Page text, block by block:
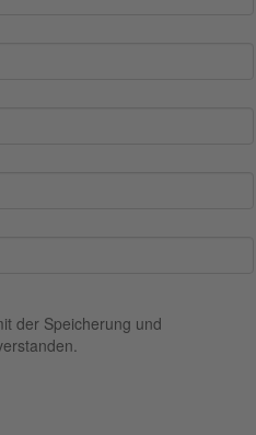
der Speicherung und